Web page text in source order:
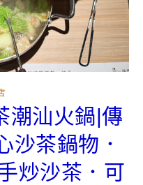
潮汕火鍋|傳
沙茶鍋物．
炒沙茶．可